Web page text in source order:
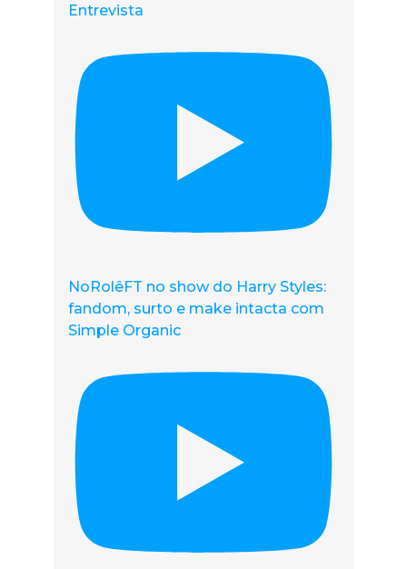
Entrevista
NoRolêFT no show do Harry Styles:
fandom, surto e make intacta com
Simple Organic